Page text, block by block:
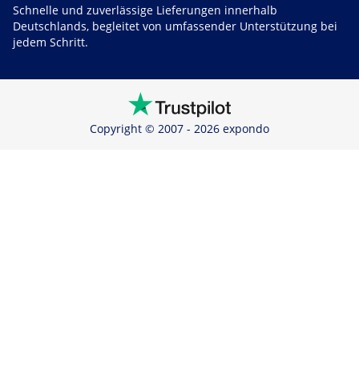
Schnelle und zuverlässige Lieferungen innerhalb
Deutschlands, begleitet von umfassender Unterstützung bei
jedem Schritt.
Copyright © 2007 - 2026 expondo